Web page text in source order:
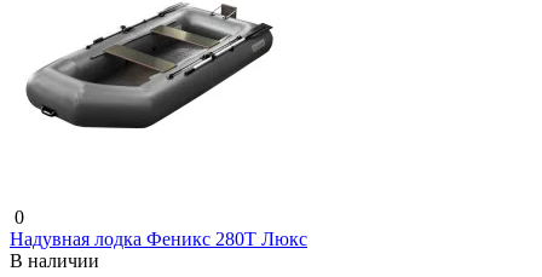
0
Надувная лодка Феникс 280Т Люкс
В наличии